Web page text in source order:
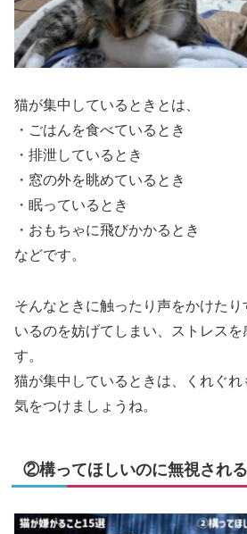
猫が集中しているときとは、
・ごはんを食べているとき
・排泄しているとき
・窓の外を眺めているとき
・眠っているとき
・おもちゃに飛びかかるとき
などです。
そんなときに触ったり声をかけた
いるのを妨げてしまい、ストレスを
す。
猫が集中しているときは、くれぐ
気をつけましょうね。
②構ってほしいのに無視される